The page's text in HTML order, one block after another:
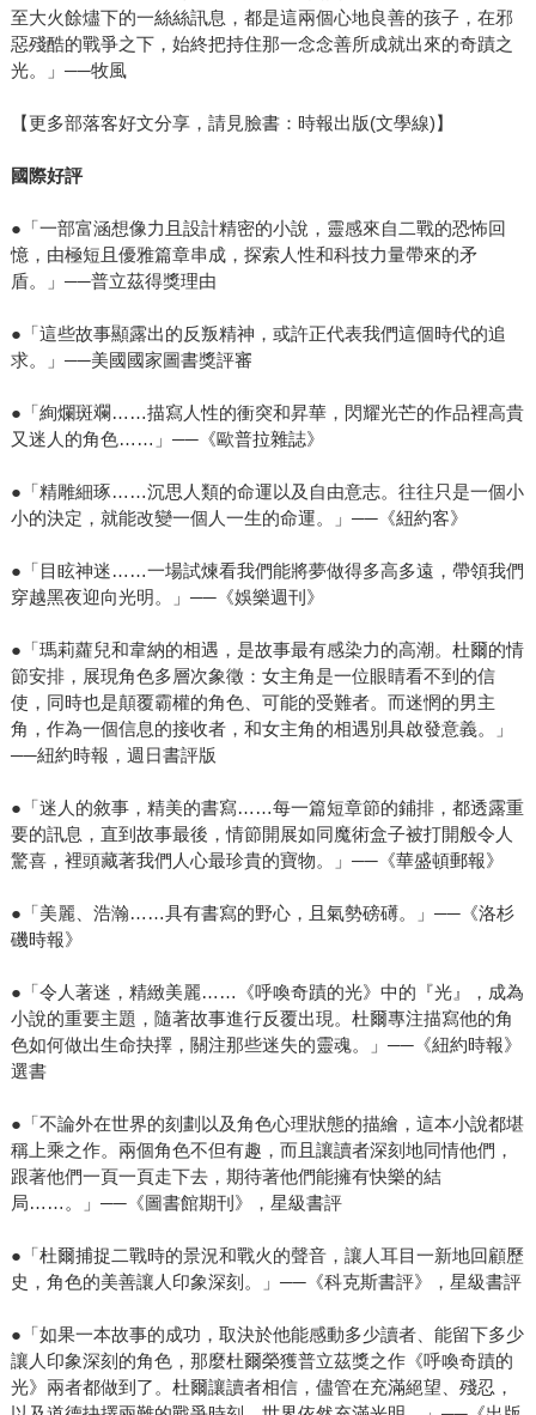
至大火餘燼下的一絲絲訊息，都是這兩個心地良善的孩子，在邪
惡殘酷的戰爭之下，始終把持住那一念念善所成就出來的奇蹟之
光。」──牧風
【更多部落客好文分享，請見臉書：時報出版(文學線)】
國際好評
●「一部富涵想像力且設計精密的小說，靈感來自二戰的恐怖回
憶，由極短且優雅篇章串成，探索人性和科技力量帶來的矛
盾。」──普立茲得獎理由
●「這些故事顯露出的反叛精神，或許正代表我們這個時代的追
求。」──美國國家圖書獎評審
●「絢爛斑斕……描寫人性的衝突和昇華，閃耀光芒的作品裡高貴
又迷人的角色……」──《歐普拉雜誌》
●「精雕細琢……沉思人類的命運以及自由意志。往往只是一個小
小的決定，就能改變一個人一生的命運。」──《紐約客》
●「目眩神迷……一場試煉看我們能將夢做得多高多遠，帶領我們
穿越黑夜迎向光明。」──《娛樂週刊》
●「瑪莉蘿兒和韋納的相遇，是故事最有感染力的高潮。杜爾的情
節安排，展現角色多層次象徵：女主角是一位眼睛看不到的信
使，同時也是顛覆霸權的角色、可能的受難者。而迷惘的男主
角，作為一個信息的接收者，和女主角的相遇別具啟發意義。」
──紐約時報，週日書評版
●「迷人的敘事，精美的書寫……每一篇短章節的鋪排，都透露重
要的訊息，直到故事最後，情節開展如同魔術盒子被打開般令人
驚喜，裡頭藏著我們人心最珍貴的寶物。」──《華盛頓郵報》
●「美麗、浩瀚……具有書寫的野心，且氣勢磅礡。」──《洛杉
磯時報》
●「令人著迷，精緻美麗……《呼喚奇蹟的光》中的『光』，成為
小說的重要主題，隨著故事進行反覆出現。杜爾專注描寫他的角
色如何做出生命抉擇，關注那些迷失的靈魂。」──《紐約時報》
選書
●「不論外在世界的刻劃以及角色心理狀態的描繪，這本小說都堪
稱上乘之作。兩個角色不但有趣，而且讓讀者深刻地同情他們，
跟著他們一頁一頁走下去，期待著他們能擁有快樂的結
局……。」──《圖書館期刊》，星級書評
●「杜爾捕捉二戰時的景況和戰火的聲音，讓人耳目一新地回顧歷
史，角色的美善讓人印象深刻。」──《科克斯書評》，星級書評
●「如果一本故事的成功，取決於他能感動多少讀者、能留下多少
讓人印象深刻的角色，那麼杜爾榮獲普立茲獎之作《呼喚奇蹟的
光》兩者都做到了。杜爾讓讀者相信，儘管在充滿絕望、殘忍，